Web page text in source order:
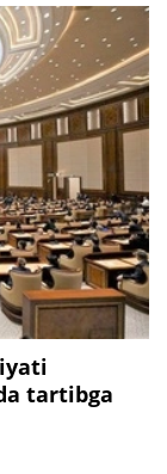
tartibga